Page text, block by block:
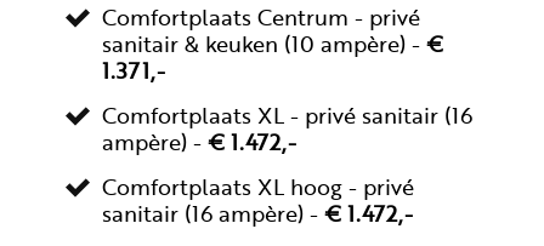
Comfortplaats Centrum - privé
sanitair & keuken (10 ampère) -€
1.371,-
Comfortplaats XL - privé sanitair (16
ampère) -€ 1.472,-
Comfortplaats XL hoog - privé
sanitair (16 ampère) -€ 1.472,-